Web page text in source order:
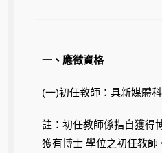
一、應徵資格
(一)初任教師：具新媒體
註：初任教師係指自獲得
獲有博士 學位之初任教師